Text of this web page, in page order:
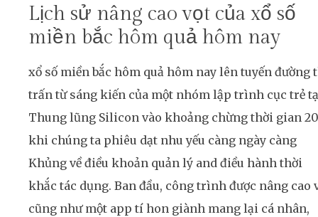
Lịch sử nâng cao vọt của xổ số
miền bắc hôm quả hôm nay
xổ số miền bắc hôm quả hôm nay lên tuyến đường
trấn từ sáng kiến của một nhóm lập trình cục trẻ
Thung lũng Silicon vào khoảng chừng thời gian
khi chúng ta phiêu dạt nhu yếu càng ngày càng
Khủng về điều khoản quản lý and điều hành thời
khắc tác dụng. Ban đầu, công trình được nâng cao
cũng như một app tí hon giành mang lại cá nhân,